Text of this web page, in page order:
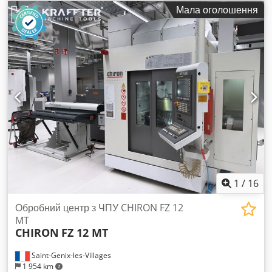
Chiron FZ08W Fanuc 21i-M Максимальна швидкість
обертання: 15 000 об/хв Охолодження через шпиндель під
високим тиском Переміщення по осях: X = 300 мм Y = 250
мм Z = 250 мм Cedpoxd T Rzefx Ahboha Верстат був
виготовлений з двома четвертими осями Peiseler RT 100,
але зараз ці осі демонтовані. Посадка інструмента: HSK 32
Автоматичний змінник інструментів: 24 позиції Верстат
працює на виробництві і доступний для огляду у будь-який
час. Обладнання у дуже доброму технічному стані. Надаю
3-місячну гарантію на запуск.
Мала оголошення
1 / 16
Saint-Genix-les-Villages
1 954 km
Обробний центр з ЧПУ CHIRON FZ 12
MT
CHIRON FZ 12 MT